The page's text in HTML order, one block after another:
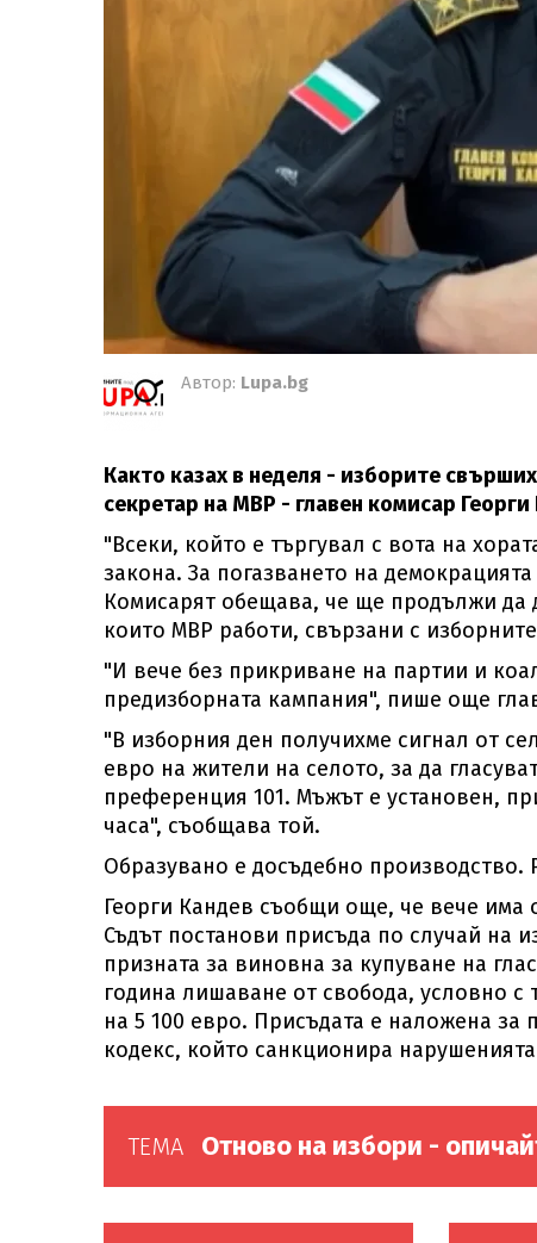
Автор: Lupa.bg
Както казах в неделя - изборите
секретар на МВР - главен комисар
"Всеки, който е търгувал с вота на
закона. За погазването на
Комисарят обещава, че ще продължи да
които МВР работи, свързани с
"И вече без прикриване на партии и
предизборната кампания", пише още
"В изборния ден получихме сигнал от
евро на жители на селото, за да
преференция 101. Мъжът е установен,
часа", съобщава той.
Образувано е досъдебно производство.
Георги Кандев съобщи още, че вече има
Съдът постанови присъда по случай на
призната за виновна за купуване на
година лишаване от свобода, условно с
на 5 100 евро. Присъдата е наложена за
кодекс, който санкционира
ТЕМА Отново на избори -